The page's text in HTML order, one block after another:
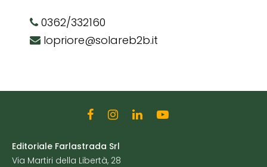
0362/332160
lopriore@solareb2b.it
Editoriale Farlastrada Srl
Via Martiri della Libertà, 28